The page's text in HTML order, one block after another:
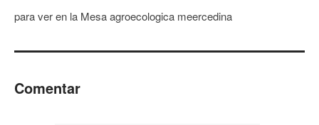
para ver en la Mesa agroecologica meercedina
Comentar